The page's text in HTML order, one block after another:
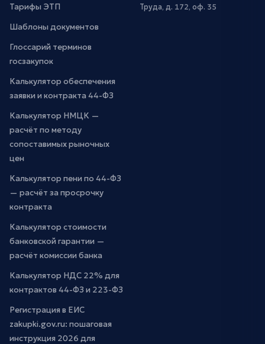
Тарифы ЭТП
Шаблоны документов
Глоссарий терминов
госзакупок
Калькулятор обеспечения
заявки и контракта 44-ФЗ
Калькулятор НМЦК —
расчёт по методу
сопоставимых рыночных
цен
Калькулятор пени по 44-ФЗ
— расчёт за просрочку
контракта
Калькулятор стоимости
банковской гарантии —
расчёт комиссии банка
Калькулятор НДС 22% для
контрактов 44-ФЗ и 223-ФЗ
Регистрация в ЕИС
zakupki.gov.ru: пошаговая
инструкция 2026 для
Труда, д. 172, оф. 35